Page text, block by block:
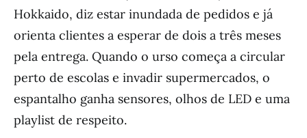
Hokkaido, diz estar inundada de pedidos e já
orienta clientes a esperar de dois a três meses
pela entrega. Quando o urso começa a circular
perto de escolas e invadir supermercados, o
espantalho ganha sensores, olhos de LED e uma
playlist de respeito.